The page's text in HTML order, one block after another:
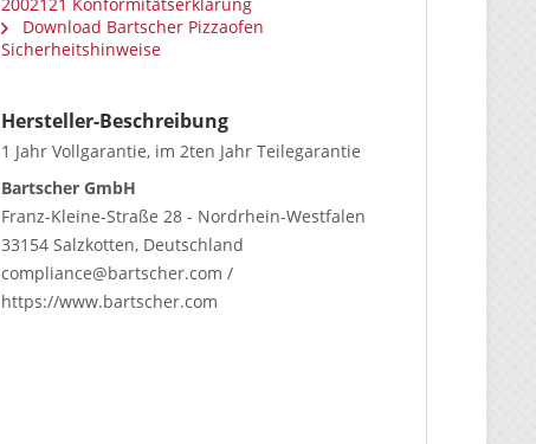
Download Bartscher Pizzaofen
Sicherheitshinweise
Hersteller-Beschreibung
1 Jahr Vollgarantie, im 2ten Jahr Teilegarantie
Bartscher GmbH
Franz-Kleine-Straße 28 - Nordrhein-Westfalen
33154 Salzkotten, Deutschland
compliance@bartscher.com /
https://www.bartscher.com